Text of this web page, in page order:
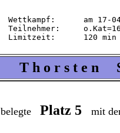
Wettkampf:  	am 17-04-2004   ab 14.30 Uhr   im 2-m-Band
Teilnehmer: 	o.Kat=16 Tln=16 +Hel=17
T h o r s t e n
belegte Platz 5 mit